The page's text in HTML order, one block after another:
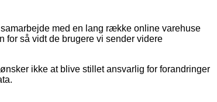
med en lang række online varehuse
for så vidt de brugere vi sender videre
ikke at blive stillet ansvarlig for forandringer